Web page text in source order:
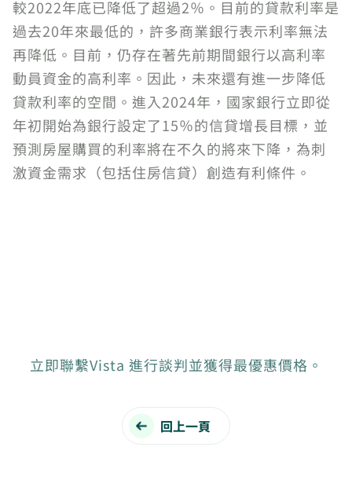
較2022年底已降低了超過2％。目前的貸款利率是
過去20年來最低的，許多商業銀行表示利率無法
再降低。目前，仍存在著先前期間銀行以高利率
動員資金的高利率。因此，未來還有進一步降低
貸款利率的空間。進入2024年，國家銀行立即從
年初開始為銀行設定了15％的信貸增長目標，並
預測房屋購買的利率將在不久的將來下降，為刺
激資金需求（包括住房信貸）創造有利條件。
立即聯繫Vista 進行談判並獲得最優惠價格。
回上一頁